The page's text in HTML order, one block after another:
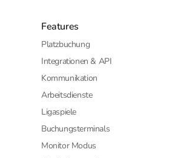
Features
Platzbuchung
Integrationen & API
Kommunikation
Arbeitsdienste
Ligaspiele
Buchungsterminals
Monitor Modus